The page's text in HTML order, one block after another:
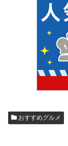
おすすめグルメ